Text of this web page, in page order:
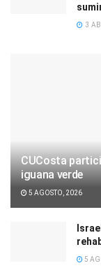
3
CUCosta
iguana verde
5 AGOSTO, 2026
5